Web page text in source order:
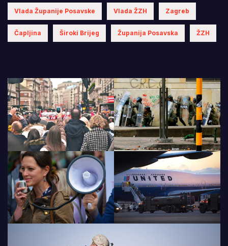
Vlada Županije Posavske Vlada ŽZH Zagreb
Čapljina Široki Brijeg Županija Posavska ŽZH